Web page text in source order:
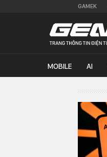
GAMEK
MOBILE AI